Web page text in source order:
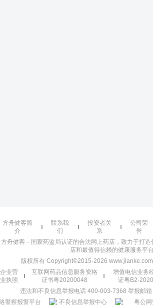
方舟健客简
介
联系我
们
投资者关
系
公司荣
誉
方舟健客－国家药监局认证的合法网上药店，致力于打
店和最值得信赖的健康服务平台
版权所有 Copyright©2015-2026
企业营
业执照
互联网药品信息服务资格
证书粤20200048
增值电信业务
证粤B2-
违法和不良信息举报电话 400-003-7368 举报邮